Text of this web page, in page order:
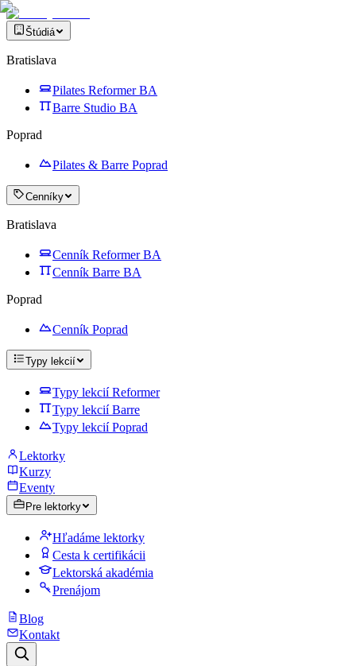
Štúdiá
Bratislava
Pilates Reformer BA
Barre Studio BA
Poprad
Pilates & Barre Poprad
Cenníky
Bratislava
Cenník Reformer BA
Cenník Barre BA
Poprad
Cenník Poprad
Typy lekcií
Typy lekcií Reformer
Typy lekcií Barre
Typy lekcií Poprad
Lektorky
Kurzy
Eventy
Pre lektorky
Hľadáme lektorky
Cesta k certifikácii
Lektorská akadémia
Prenájom
Blog
Kontakt